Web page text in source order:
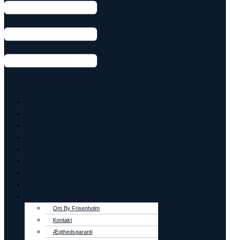
Om By Frisenholm
Kontakt
Ægthedsgaranti